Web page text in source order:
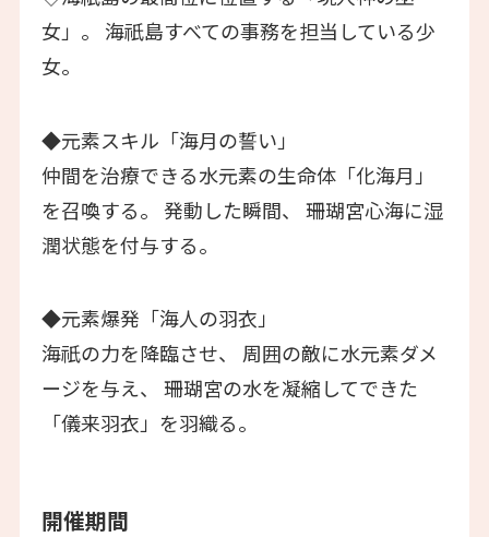
女」。 海祇島すべての事務を担当している少
女。
◆元素スキル「海月の誓い」
仲間を治療できる水元素の生命体「化海月」
を召喚する。 発動した瞬間、 珊瑚宮心海に湿
潤状態を付与する。
◆元素爆発「海人の羽衣」
海祇の力を降臨させ、 周囲の敵に水元素ダメ
ージを与え、 珊瑚宮の水を凝縮してできた
「儀来羽衣」を羽織る。
開催期間